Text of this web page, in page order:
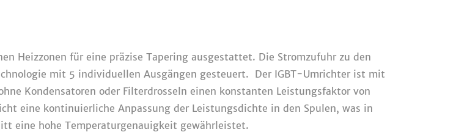
Heizzonen für eine präzise Tapering ausgestattet. Die Stromzufuhr zu den
mit 5 individuellen Ausgängen gesteuert. Der IGBT-Umrichter ist mit
Kondensatoren oder Filterdrosseln einen konstanten Leistungsfaktor von
eine kontinuierliche Anpassung der Leistungsdichte in den Spulen, was in
eine hohe Temperaturgenauigkeit gewährleistet.